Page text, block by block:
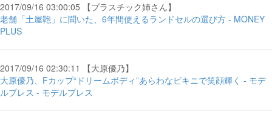
2017/09/16 03:00:05 【プラスチック姉さん】
老舗「土屋鞄」に聞いた、6年間使えるランドセルの選び方 - MONEY
PLUS
2017/09/16 02:30:11 【大原優乃】
大原優乃、Fカップ“ドリームボディ”あらわなビキニで笑顔輝く - モデ
ルプレス - モデルプレス